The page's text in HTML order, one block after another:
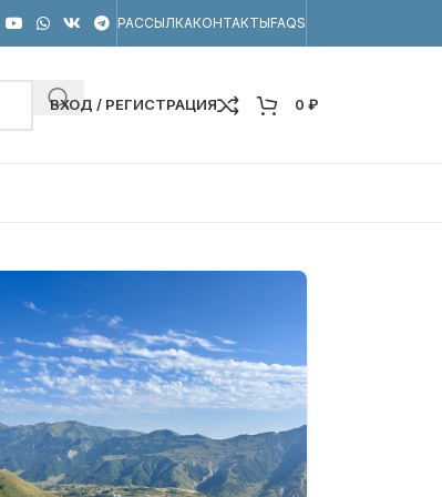
РАССЫЛКАКОНТАКТЫFAQS
ВХОД / РЕГИСТРАЦИЯ 0 ₽